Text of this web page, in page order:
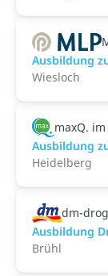
Ausbildung
Wiesloch
maxQ.
Ausbildung
Heidelberg
dm-
Ausbildung
Brühl